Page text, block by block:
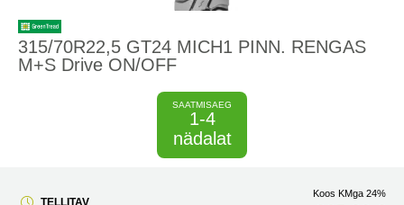
315/70R22,5 GT24 MICH1 PINN. RENGAS
M+S Drive ON/OFF
SAATMISAEG
1-4
nädalat
TELLITAV
Koos KMga 24%